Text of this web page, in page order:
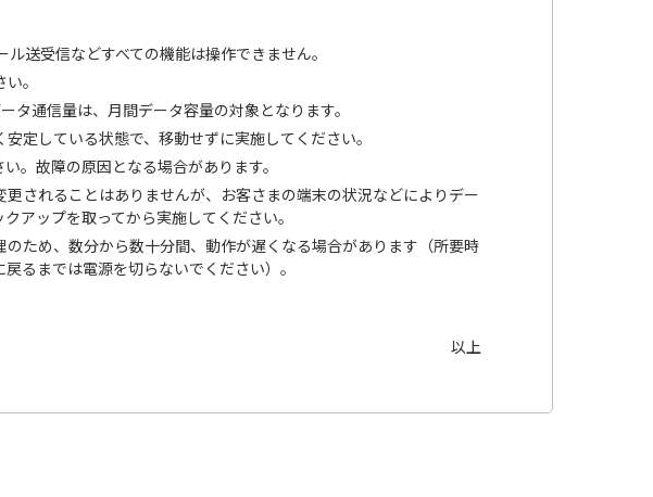
送受信などすべての機能は操作できません。
。
通信量は、月間データ容量の対象となります。
定している状態で、移動せずに実施してください。
。故障の原因となる場合があります。
されることはありませんが、お客さまの端末の状況などによりデー
アップを取ってから実施してください。
ため、数分から数十分間、動作が遅くなる場合があります（所要時
るまでは電源を切らないでください）。
以上